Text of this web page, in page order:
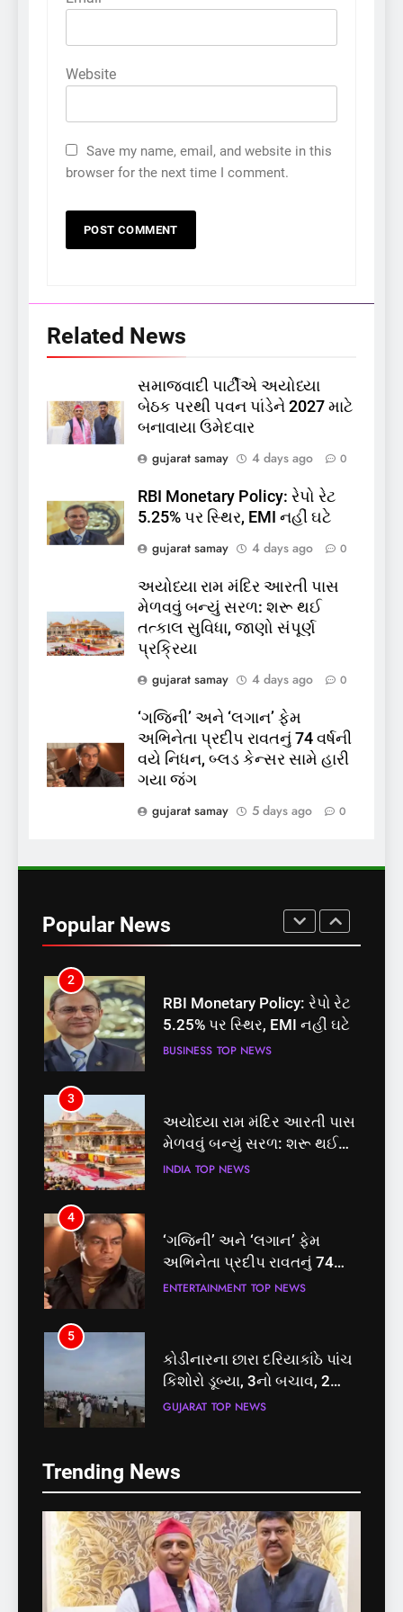
Website
Save my name, email, and website in this
browser for the next time I comment.
Related News
સમાજવાદી પાર્ટીએ અયોધ્યા
બેઠક પરથી પવન પાંડેને 2027 માટે
બનાવાયા ઉમેદવાર
gujarat samay
4 days ago 0
RBI Monetary Policy: રેપો રેટ
5.25% પર સ્થિર, EMI નહીં ઘટે
gujarat samay
4 days ago 0
અયોધ્યા રામ મંદિર આરતી પાસ
મેળવવું બન્યું સરળ: શરૂ થઈ
તત્કાલ સુવિધા, જાણો સંપૂર્ણ
પ્રક્રિયા
gujarat samay
4 days ago 0
‘ગજિની’ અને ‘લગાન’ ફેમ
અભિનેતા પ્રદીપ રાવતનું 74 વર્ષની
વયે નિધન, બ્લડ કેન્સર સામે હારી
ગયા જંગ
gujarat samay
5 days ago 0
Popular News
કોડીનારના છારા દરિયાકાંઠે પાંચ
કિશોરો ડૂબ્યા, 3નો બચાવ, 2
લાપતા
GUJARAT TOP NEWS
6
પાસપોર્ટ વેરિફિકેશન માટે હવે
પોલીસ સ્ટેશનના ધક્કામાંથી
પ્રક્રિયા બની સરળ
GUJARAT TOP NEWS
7
રાજ્યસભામાં ‘જન્મ અને મૃત્યુ
પાસ, વિપક્ષનો ઉગ્ર હોબાળો
8
શું તમારું મધ કે ઘી ખરેખર શુદ્ધ
છે? FSSAIએ ડાબરના દાવાઓની
પોલ ખોલી, મૂક્યો પ્રતિબંધ
INDIA TOP NEWS
બેઠક પરથી પવન પાંડેને 2027
માટે બનાવાયા ઉમેદવાર
INDIA
2
RBI Monetary Policy: રેપો રેટ
5.25% પર સ્થિર, EMI નહીં ઘટે
BUSINESS TOP NEWS
3
અયોધ્યા રામ મંદિર આરતી પાસ
મેળવવું બન્યું સરળ: શરૂ થઈ
તત્કાલ સુવિધા, જાણો સંપૂર્ણ
INDIA TOP NEWS
4
‘ગજિની’ અને ‘લગાન’ ફેમ
અભિનેતા પ્રદીપ રાવતનું 74
વર્ષની વયે નિધન, બ્લડ કેન્સર
ENTERTAINMENT TOP NEWS
5
કોડીનારના છારા દરિયાકાંઠે પાંચ
કિશોરો ડૂબ્યા, 3નો બચાવ, 2
લાપતા
GUJARAT TOP NEWS
પાસપોર્ટ વેરિફિકેશન માટે હવે
મુક્તિ,ગુજરાતમાં વેરિફિકેશન
પ્રક્રિયા બની સરળ
GUJARAT TOP NEWS
7
રાજ્યસભામાં ‘જન્મ અને મૃત્યુ
Trending Newsકોડીનારના છારા દરિયાકાંઠે પાંચ
કિશોરો ડૂબ્યા, 3નો બચાવ, 2
લાપતા
GUJARAT TOP NEWS
6
પાસપોર્ટ વેરિફિકેશન માટે હવે